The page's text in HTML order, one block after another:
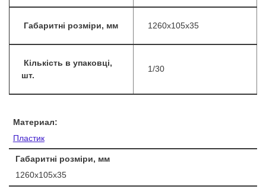
Габаритні розміри, мм 1260х105х35
Кількість в упаковці,
шт.
1/30
Материал:
Пластик
Габаритні розміри, мм
1260х105х35